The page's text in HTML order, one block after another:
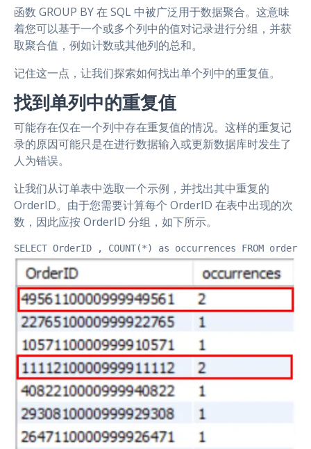
函数 GROUP BY 在 SQL 中被广泛用于数据聚合。这意味
着您可以基于一个或多个列中的值对记录进行分组，并获
取聚合值，例如计数或其他列的总和。
记住这一点，让我们探索如何找出单个列中的重复值。
找到单列中的重复值
可能存在仅在一个列中存在重复值的情况。这样的重复记
录的原因可能只是在进行数据输入或更新数据库时发生了
人为错误。
让我们从订单表中选取一个示例，并找出其中重复的
OrderID。由于您需要计算每个 OrderID 在表中出现的次
数，因此应按 OrderID 分组，如下所示。
SELECT OrderID , COUNT(*) as occurrences FROM